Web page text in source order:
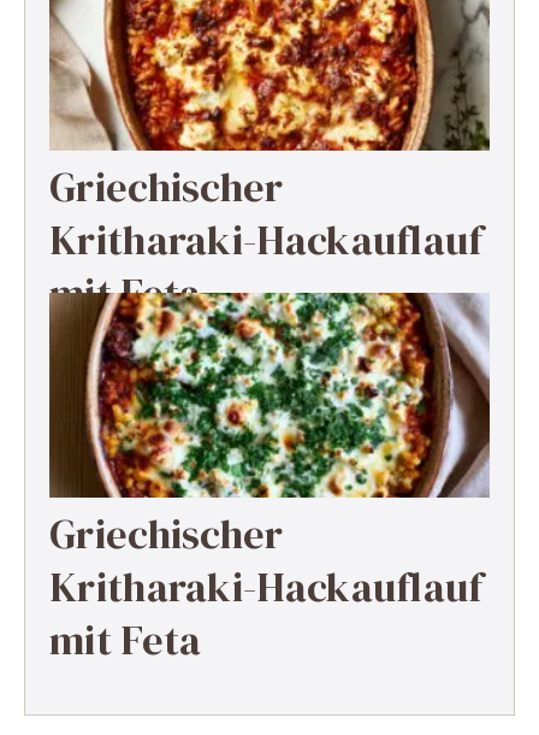
Griechischer
Kritharaki-Hackauflauf
mit Feta
Griechischer
Kritharaki-Hackauflauf
mit Feta